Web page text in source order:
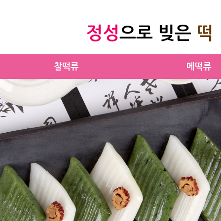
정성으로 빚은 떡
찰떡류 메떡류